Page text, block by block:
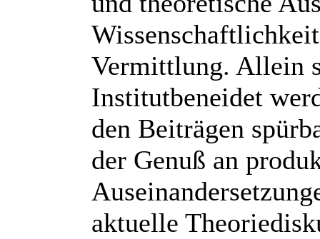
Vermittlung. Allein
Institutbeneidet
den Beiträgen
der Genuß an
aktuelle